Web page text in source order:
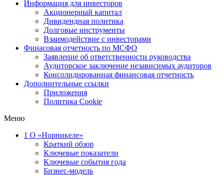
Информация для инвесторов
Акционерный капитал
Дивидендная политика
Долговые инструменты
Взаимодействие с инвеcторами
Финасовая отчетность по МСФО
Заявление об ответственности руководства
Аудиторское заключение независимых аудиторов
Консолидированная финансовая отчетность
Дополнительные ссылки
Приложения
Политика Cookie
Меню
1 О «Норникеле»
Краткий обзор
Ключевые показатели
Ключевые события года
Бизнес-модель